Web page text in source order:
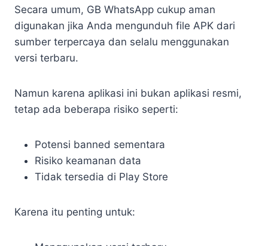
Secara umum, GB WhatsApp cukup aman
digunakan jika Anda mengunduh file APK dari
sumber terpercaya dan selalu menggunakan
versi terbaru.
Namun karena aplikasi ini bukan aplikasi resmi,
tetap ada beberapa risiko seperti:
Potensi banned sementara
Risiko keamanan data
Tidak tersedia di Play Store
Karena itu penting untuk: